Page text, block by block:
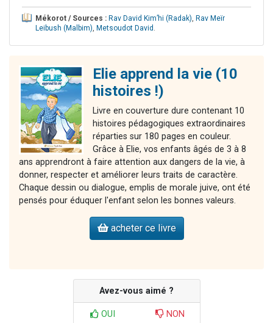
Mékorot / Sources : Rav David Kim’hi (Radak), Rav Meïr
Leibush (Malbim), Metsoudot David .
Elie apprend la vie (10
histoires !)
Livre en couverture dure contenant 10
histoires pédagogiques extraordinaires
réparties sur 180 pages en couleur.
Grâce à Elie, vos enfants âgés de 3 à 8
ans apprendront à faire attention aux dangers de la vie, à
donner, respecter et améliorer leurs traits de caractère.
Chaque dessin ou dialogue, emplis de morale juive, ont été
pensés pour éduquer l'enfant selon les bonnes valeurs.
acheter ce livre
Avez-vous aimé ?
OUI NON